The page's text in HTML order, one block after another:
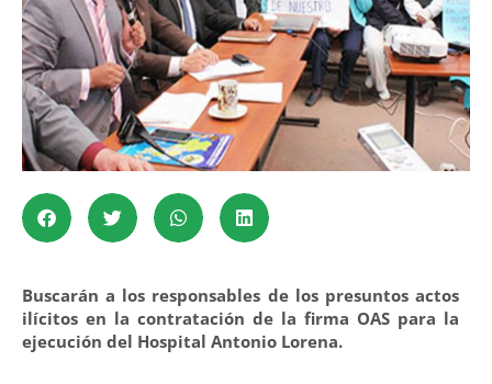
Buscarán a los responsables de los presuntos actos
ilícitos en la contratación de la firma OAS para la
ejecución del Hospital Antonio Lorena.